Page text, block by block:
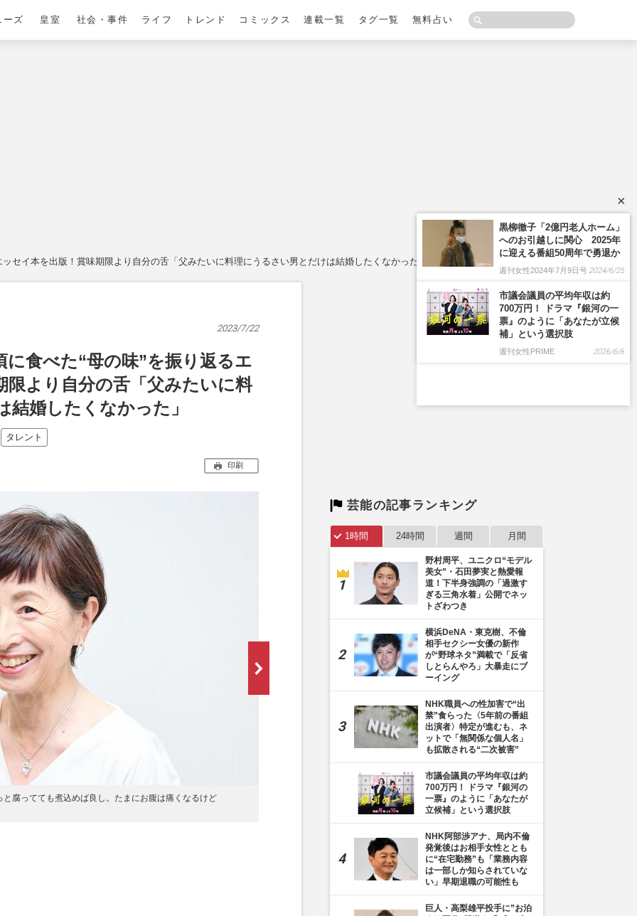
ーズ 皇室 社会・事件 ライフ トレンド コミックス 連載一覧 タグ一覧 無料占い
セイ本を出版！賞味期限より自分の舌「父みたいに料理にうるさい男とだけは結婚したくなかった」
2023/7/22
に食べた“母の味”を振り返るエ
限より自分の舌「父みたいに料
婚したくなかった」
タレント
印刷
腐ってても煮込めば良し。たまにお腹は痛くなるけど
[写真 2/7枚目] 「カレーには思いつきで何でも入れちゃうから、あとで再現は絶対無理！」（イ
芸能の記事ランキング
1時間 24時間 週間 月間
野村周平、ユニクロ“モデル
美女”・石田夢実と熱愛報
道！下半身強調の「過激す
ぎる三角水着」公開でネッ
トざわつき
横浜DeNA・東克樹、不倫
相手セクシー女優の新作
が“野球ネタ”満載で「反省
しとらんやろ」大暴走にブ
ーイング
NHK職員への性加害で“出
禁”食らった〈5年前の番組
出演者〉特定が進むも、ネ
ットで「無関係な個人名」
も拡散される“二次被害”
市議会議員の平均年収は約
700万円！ ドラマ『銀河の
一票』のように「あなたが
立候補」という選択肢
NHK阿部渉アナ、局内不倫
発覚後はお相手女性ととも
に“在宅勤務”も「業務内容
は一部しか知らされていな
い」早期退職の可能性も
巨人・高梨雄平投手に”お泊
×
黒柳徹子「2億円老人ホーム」
へのお引越しに関心 2025年
に迎える番組50周年で勇退か
週刊女性2024年7月9日号 2024/6/25
市議会議員の平均年収は約
700万円！ ドラマ『銀河の一
票』のように「あなたが立候
補」という選択肢
週刊女性PRIME 2026/6/8